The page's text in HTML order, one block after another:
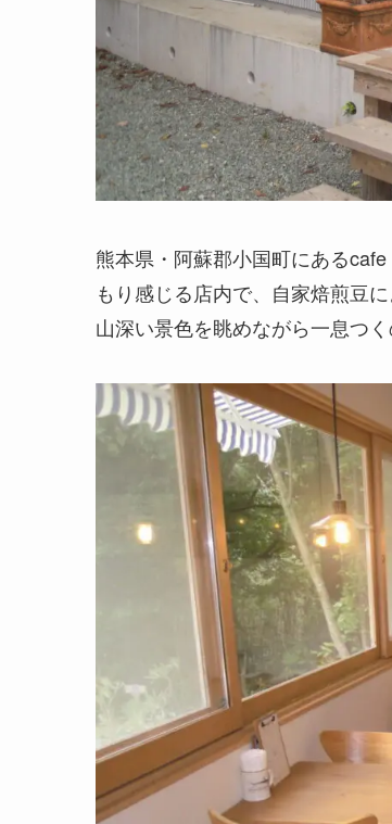
熊本県・阿蘇郡小国町にある
もり感じる店内で、自家焙煎豆
山深い景色を眺めながら一息つく